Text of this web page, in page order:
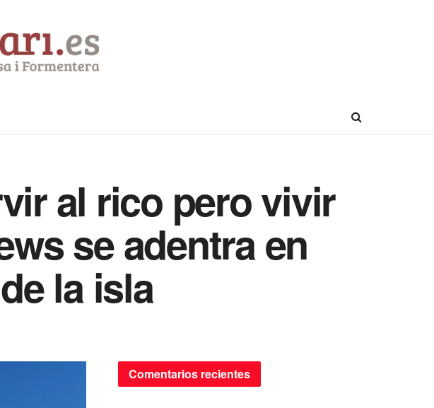
al rico pero vivir
se adentra en
la isla
Comentarios recientes